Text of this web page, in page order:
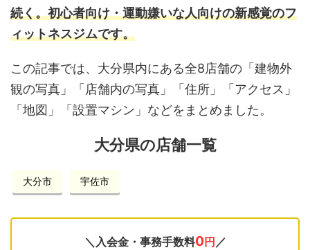
続く。初心者向け・運動嫌いな人向けの新感覚のフ
ィットネスジムです。
この記事では、大分県内にある全8店舗の「建物外
観の写真」「店舗内の写真」「住所」「アクセス」
「地図」「設置マシン」などをまとめました。
大分県の店舗一覧
大分市 宇佐市
＼入会金・事務手数料0円 ／